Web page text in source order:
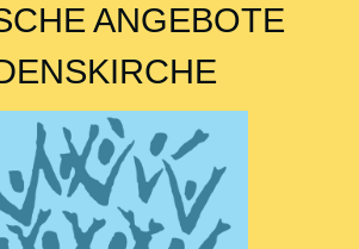
ANGEBOTE